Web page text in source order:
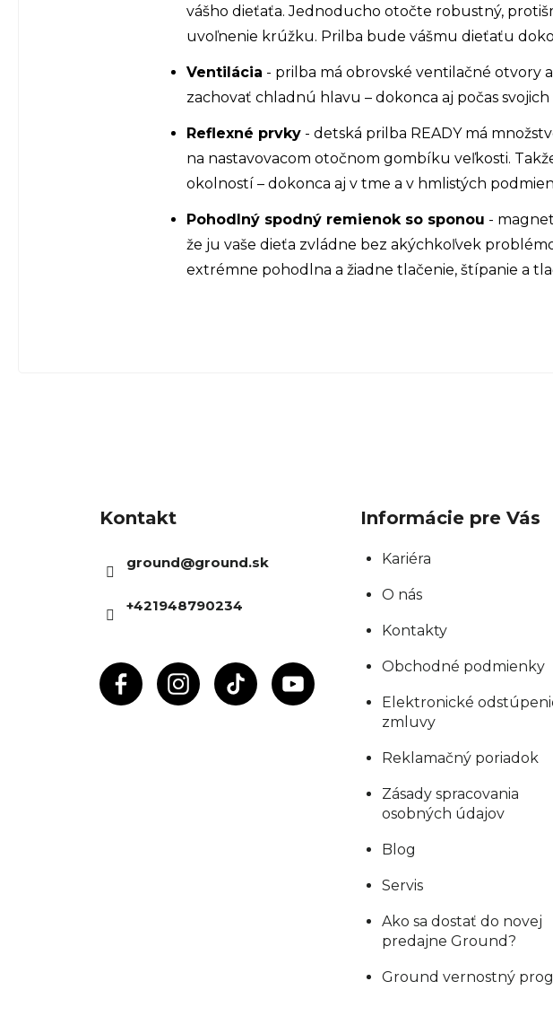
vášho dieťaťa. Jednoducho otočte robustný,
uvoľnenie krúžku. Prilba bude vášmu dieťaťu
Ventilácia - prilba má obrovské ventilačné otvory
zachovať chladnú hlavu – dokonca aj počas
Reflexné prvky - detská prilba READY má
na nastavovacom otočnom gombíku veľkosti.
okolností – dokonca aj v tme a v hmlistých
Pohodlný spodný remienok so sponou -
že ju vaše dieťa zvládne bez akýchkoľvek
extrémne pohodlna a žiadne tlačenie, štípanie a
Kontakt
ground@ground.sk
+421948790234
Informácie pre Vás
Kariéra
O nás
Kontakty
Obchodné podmienky
Elektronické
zmluvy
Reklamačný poriadok
Zásady spracovania
osobných údajov
Blog
Servis
Ako sa dostať do novej
predajne Ground?
Ground vernostný